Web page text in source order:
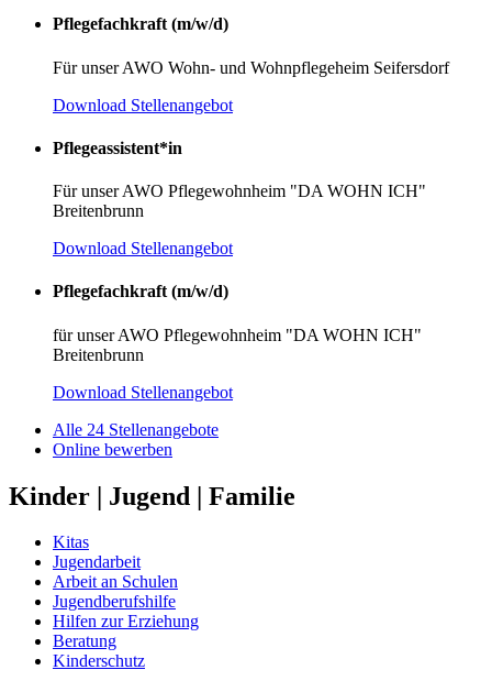
Pflegefachkraft (m/w/d)
Für unser AWO Wohn- und Wohnpflegeheim Seifersdorf
Download Stellenangebot
Pflegeassistent*in
Für unser AWO Pflegewohnheim "DA WOHN ICH"
Breitenbrunn
Download Stellenangebot
Pflegefachkraft (m/w/d)
für unser AWO Pflegewohnheim "DA WOHN ICH"
Breitenbrunn
Download Stellenangebot
Alle 24 Stellenangebote
Online bewerben
Kinder | Jugend | Familie
Kitas
Jugendarbeit
Arbeit an Schulen
Jugendberufshilfe
Hilfen zur Erziehung
Beratung
Kinderschutz